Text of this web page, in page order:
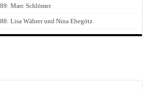
Marc Schlömer
Lisa Währer und Nina Ehegötz